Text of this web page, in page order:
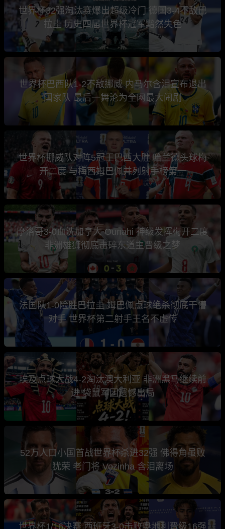
世界杯32强淘汰赛爆出超级冷门 德国3-4不敌巴
拉圭 历史四届世界杯冠军黯然失色
世界杯巴西队1-2不敌挪威 内马尔含泪宣布退出
国家队 最后一舞沦为全网最大闹剧
世界杯挪威队对阵5冠王巴西大胜 哈兰德头球梅
开二度 与梅西姆巴佩并列射手榜第一
摩洛哥3-0血洗加拿大 Ounahi 神级发挥梅开二度
非洲雄狮彻底击碎东道主晋级之梦
法国队1-0险胜巴拉圭 姆巴佩点球绝杀彻底干懵
对手 世界杯第二射手王名不虚传
埃及点球大战4-2淘汰澳大利亚 非洲黑马继续前
进 袋鼠军团遗憾出局
52万人口小国首战世界杯杀进32强 佛得角虽败
犹荣 老门将 Vozinha 含泪离场
世界杯1/16决赛 西班牙3-0击败奥地利晋级16强